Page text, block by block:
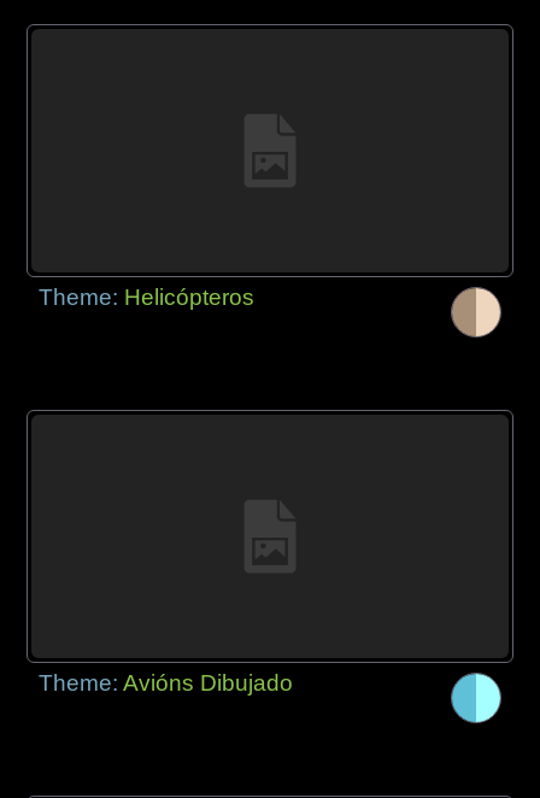
Theme: Helicópteros
Theme:Avións Dibujado